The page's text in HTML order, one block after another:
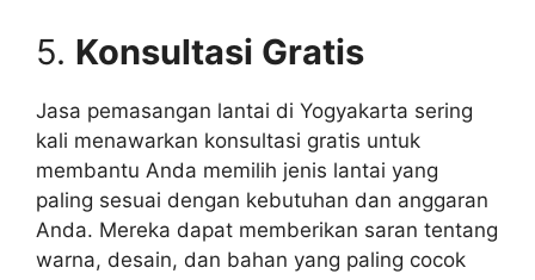
5. Konsultasi Gratis
Jasa pemasangan lantai di Yogyakarta sering
kali menawarkan konsultasi gratis untuk
membantu Anda memilih jenis lantai yang
paling sesuai dengan kebutuhan dan anggaran
Anda. Mereka dapat memberikan saran tentang
warna, desain, dan bahan yang paling cocok